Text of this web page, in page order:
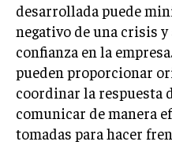
TRANSFORMACIÓN
ANALÍTICA
INTELLIGENCE
CIBERSEGURIDAD
ESTRATEGIA
EMPRESAS
desarrollada puede
negativo de una crisis
confianza en la
pueden proporcionar
coordinar la respuesta
comunicar de manera
tomadas para hacer